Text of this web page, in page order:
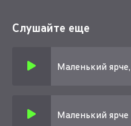
Слушайте еще
Маленький
Маленький ярче